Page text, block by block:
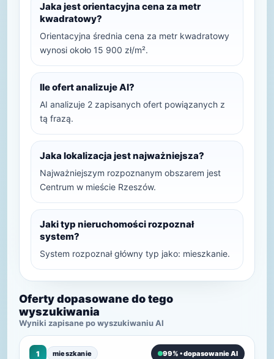
Jaka jest orientacyjna cena za metr
kwadratowy?
Orientacyjna średnia cena za metr kwadratowy
wynosi około 15 900 zł/m².
Ile ofert analizuje AI?
AI analizuje 2 zapisanych ofert powiązanych z
tą frazą.
Jaka lokalizacja jest najważniejsza?
Najważniejszym rozpoznanym obszarem jest
Centrum w mieście Rzeszów.
Jaki typ nieruchomości rozpoznał
system?
System rozpoznał główny typ jako: mieszkanie.
Oferty dopasowane do tego
wyszukiwania
Wyniki zapisane po wyszukiwaniu AI
1 mieszkanie 99% • dopasowanie AI